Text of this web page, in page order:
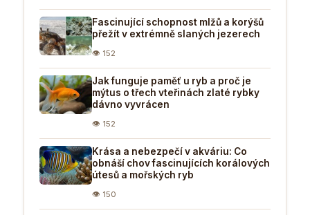
Fascinující schopnost mlžů a korýšů
přežít v extrémně slaných jezerech
👁 152
Jak funguje paměť u ryb a proč je
mýtus o třech vteřinách zlaté rybky
dávno vyvrácen
👁 152
Krása a nebezpečí v akváriu: Co
obnáší chov fascinujících korálových
útesů a mořských ryb
👁 150